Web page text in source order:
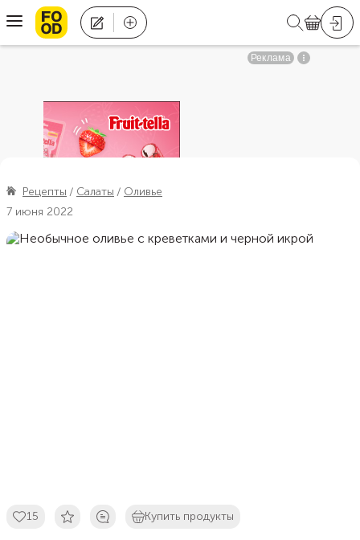
Рецепты Салаты
Оливье
7 июня 2022
15 Купить продукты